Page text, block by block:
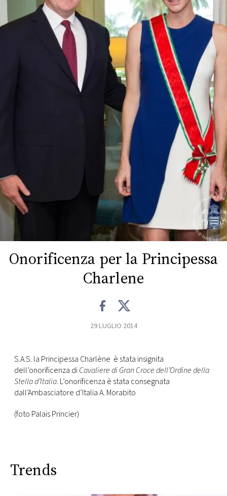
FOTO
CONCORSI
PRINCIPATO
DI
MONACO
CONSIGLIA
Onorificenza per la Principessa
Charlene
29 LUGLIO 2014
S.A.S. la Principessa Charlène è stata insignita
dell’onorificenza diCavaliere di Gran Croce dell’Ordine della
Stella d’Italia. L’onorificenza è stata consegnata
dall’Ambasciatore d’Italia A. Morabito
(foto Palais Princier)
Trends